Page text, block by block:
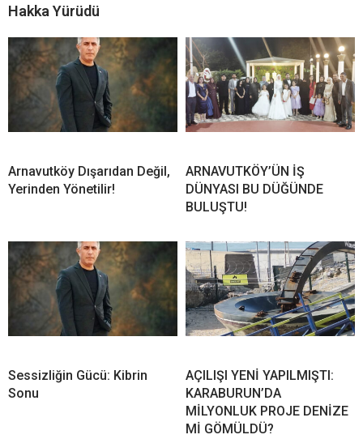
Hakka Yürüdü
Arnavutköy Dışarıdan Değil,
Yerinden Yönetilir!
ARNAVUTKÖY’ÜN İŞ
DÜNYASI BU DÜĞÜNDE
BULUŞTU!
Sessizliğin Gücü: Kibrin
Sonu
AÇILIŞI YENİ YAPILMIŞTI:
KARABURUN’DA
MİLYONLUK PROJE DENİZE
Mİ GÖMÜLDÜ?